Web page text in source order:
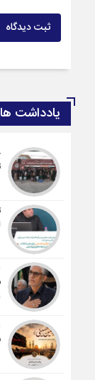
ثبت دیدگاه
یادداشت ها